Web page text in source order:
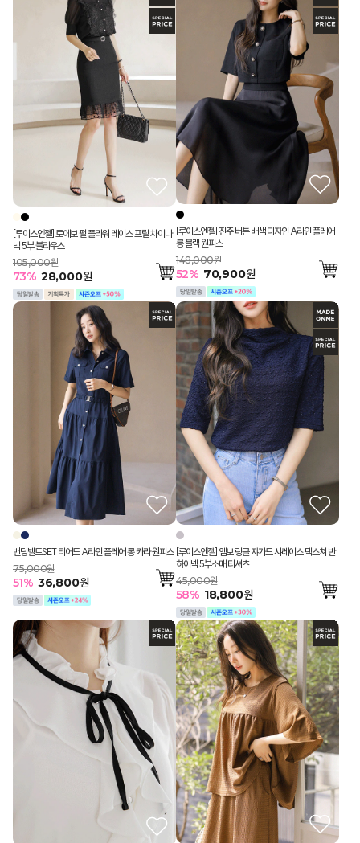
[루이스엔젤] 로에보 펄 플라워 레이스 프릴 차이나
넥 5부 블라우스
105,000원
73% 28,000원
[루이스엔젤] 진주 버튼 배색 디자인 A라인 플레어
롱 블랙 원피스
148,000원
52% 70,900원
밴딩벨트SET 티어드 A라인 플레어 롱 카라 원피스
75,000원
51% 36,800원
[루이스엔젤] 엠보 링클 쟈가드 샤레이스 텍스쳐 반
하이넥 5부소매 티셔츠
45,000원
58% 18,800원